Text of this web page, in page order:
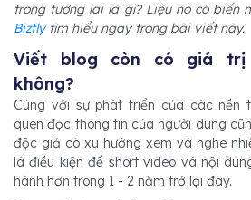
trong tương lai là gì? Liệu nó có biến
Bizflytìm hiểu ngay trong bài viết này.
Viết blog còn có giá trị
không?
Cùng với sự phát triển của các nền
quen đọc thông tin của người dùng
độc giả có xu hướng xem và nghe
là điều kiện để short video và nội
hành hơn trong 1 - 2 năm trở lại đây.